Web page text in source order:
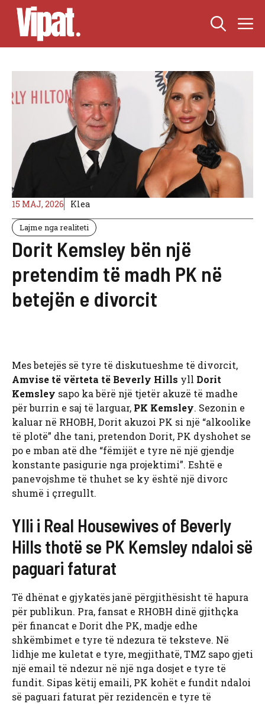
Skip
content
15 MAJ, 2026 Klea
Lajme nga realiteti
Dorit Kemsley bën një
pretendim të madh PK në
betejën e divorcit
Mes betejës së tyre të diskutueshme të divorcit,
Amvise të vërteta të Beverly Hills yll Dorit
Kemsley sapo ka bërë një tjetër akuzë të madhe
për burrin e saj të larguar, PK Kemsley. Sezonin e
kaluar në RHOBH, Dorit akuzoi PK si një “alkoolike
të plotë” dhe tani, pretendon Dorit, PK dyshohet se
po e mban atë dhe “fëmijët e tyre në një gjendje
konstante pasigurie nga projektimi”. Eshtë e
panevojshme të thuhet se ky është një divorc
shumë i çrregullt.
Ylli i Real Housewives of Beverly
Hills thotë se PK Kemsley ndaloi së
paguari faturat
Të dhënat e gjykatës janë përgjithësisht të hapura
për publikun. Pra, fansat e RHOBH dinë gjithçka
për financat e Dorit dhe PK, madje edhe
shkëmbimet e tyre të ndezura të teksteve. Në
lidhje me kuletat e tyre, megjithatë, TMZ sapo gjeti
një email të ndezur në një nga dosjet e tyre të
fundit. Sipas këtij emaili, PK kohët e fundit ndaloi
së paguari faturat për rezidencën e tyre të